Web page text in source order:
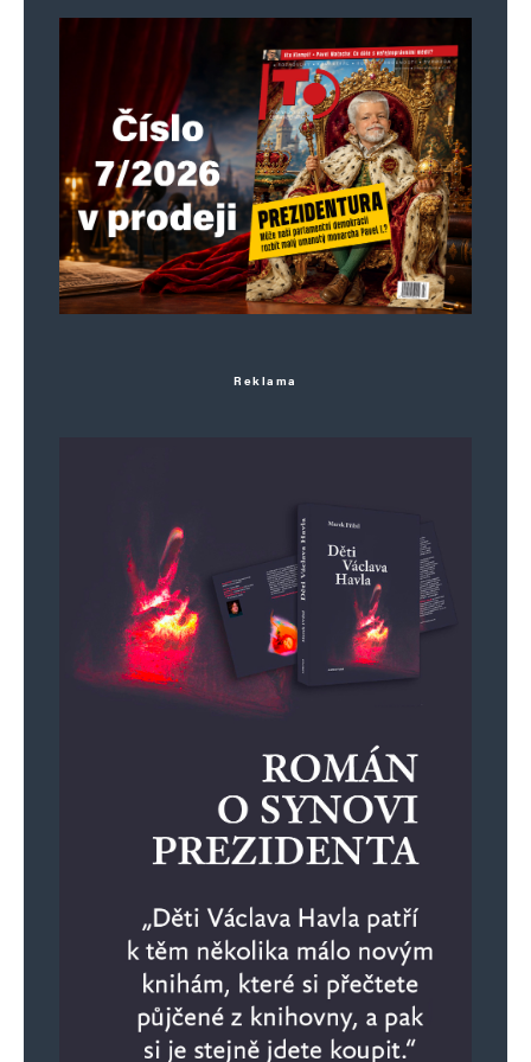
Není to vtip: Černochová zakázala tzv.
generálovi a údajnému náčelníkovi
Generálního štábu Řehkovi publikovat na X.
Řehka rozhoduje jen o nákupu toaletního
papíru do kanceláří.
Tomu říkáte slavná a neohrožená armáda?
Za 100 giga ročně??
nemůže diktovat, jen několika zbývajícím
patolízalům typu Fialenko a Lipavský.
Proto nikde není pořádné zhodnocení.
Polovina zemí nepřijela. Řada důležitých
účastníků ani nepodepsala závěrečné
nemastné obecné usnesení. Ruští trolové?
Které země přijely? Proč vyslali jen
náměstka na tak důležitou konferenci? Které
Proč nedorazil Biden a Kamala jen krátce
a fakticky nic nejednala?
Proč Austrálie vyslala jen ministra bez
portfeje?
Reklama